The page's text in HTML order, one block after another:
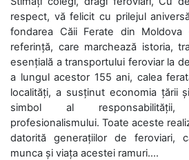
respect, vă felicit cu prilejul
fondarea Căii Ferate din
referință, care marchează istoria,
esențială a transportului feroviar la
a lungul acestor 155 ani, calea
localități, a susținut economia țării
simbol al
profesionalismului. Toate aceste
datorită generațiilor de feroviari,
munca și viața acestei ramuri....